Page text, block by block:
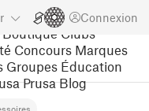
Connexion
Boutique Clubs
Concours Marques
Groupes Éducation
Prusa Blog